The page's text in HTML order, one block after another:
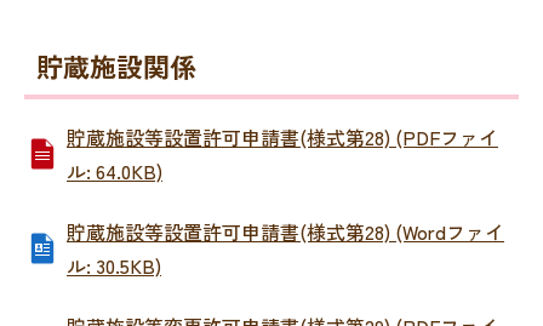
貯蔵施設関係
貯蔵施設等設置許可申請書(様式第28) (PDFファイ
ル: 64.0KB)
貯蔵施設等設置許可申請書(様式第28) (Wordファイ
ル: 30.5KB)